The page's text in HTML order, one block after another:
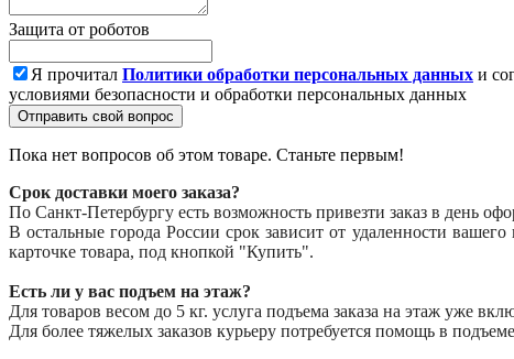
Защита от роботов
Я прочитал Политики обработки персональных данных и
условиями безопасности и обработки персональных данных
Отправить свой вопрос
Пока нет вопросов об этом товаре. Станьте первым!
Срок доставки моего заказа?
По Санкт-Петербургу есть возможность привезти заказ в день
В остальные города России срок зависит от удаленности
карточке товара, под кнопкой "Купить".
Есть ли у вас подъем на этаж?
Для товаров весом до 5 кг. услуга подъема заказа на этаж уже
Для более тяжелых заказов курьеру потребуется помощь в